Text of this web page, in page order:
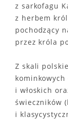
z sarkofagu
z herbem
pochodzący
przez króla
Z skali
i włoskich
świeczników
i